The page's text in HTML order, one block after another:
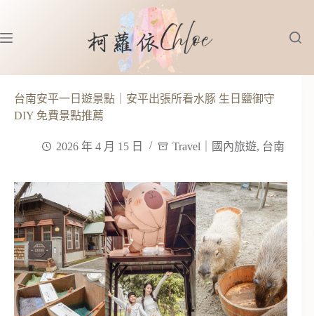
主
內
台南安平一日遊景點｜安平出張所看水豚 生日鹽御守
DIY 免費景點推薦
2026 年 4 月 15 日 Travel｜國內旅遊, 台南